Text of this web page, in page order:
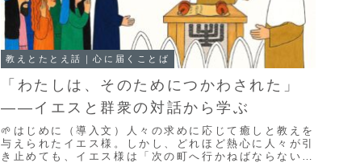
教えとたとえ話｜心に届くことば
「わたしは、そのためにつかわされた」
――イエスと群衆の対話から学ぶ
🌱はじめに（導入文）人々の求めに応じて癒しと教えを
与えられたイエス様。しかし、どれほど熱心に人々が引
き止めても、イエス様は「次の町へ行かねばならない」